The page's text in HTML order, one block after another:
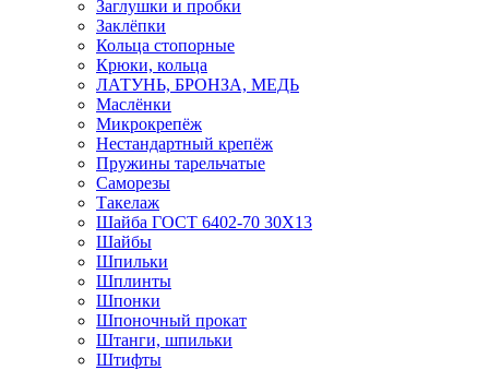
Заглушки и пробки
Заклёпки
Кольца стопорные
Крюки, кольца
ЛАТУНЬ, БРОНЗА, МЕДЬ
Маслёнки
Микрокрепёж
Нестандартный крепёж
Пружины тарельчатые
Саморезы
Такелаж
Шайба ГОСТ 6402-70 30Х13
Шайбы
Шпильки
Шплинты
Шпонки
Шпоночный прокат
Штанги, шпильки
Штифты